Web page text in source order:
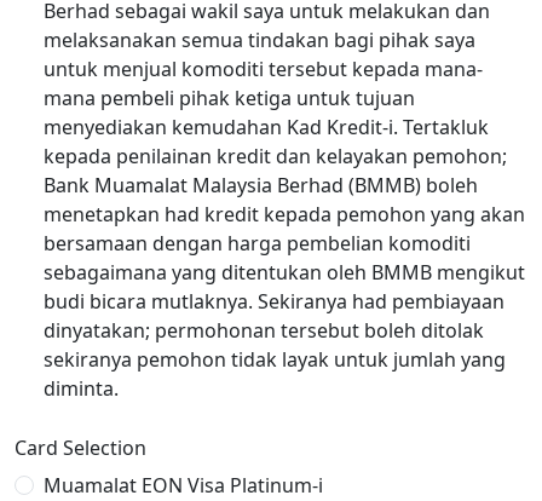
Berhad sebagai wakil saya untuk melakukan dan
melaksanakan semua tindakan bagi pihak saya
untuk menjual komoditi tersebut kepada mana-
mana pembeli pihak ketiga untuk tujuan
menyediakan kemudahan Kad Kredit-i. Tertakluk
kepada penilainan kredit dan kelayakan pemohon;
Bank Muamalat Malaysia Berhad (BMMB) boleh
menetapkan had kredit kepada pemohon yang akan
bersamaan dengan harga pembelian komoditi
sebagaimana yang ditentukan oleh BMMB mengikut
budi bicara mutlaknya. Sekiranya had pembiayaan
dinyatakan; permohonan tersebut boleh ditolak
sekiranya pemohon tidak layak untuk jumlah yang
diminta.
Card Selection
Muamalat EON Visa Platinum-i